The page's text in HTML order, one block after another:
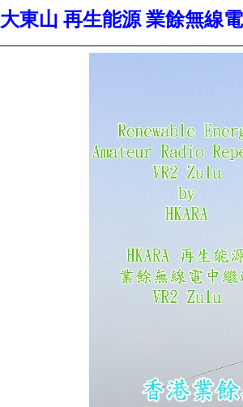
大東山 再生能源 業餘無線